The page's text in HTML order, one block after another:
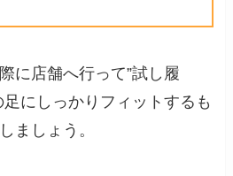
に店舗へ行って”試し履
にしっかりフィットするも
ましょう。